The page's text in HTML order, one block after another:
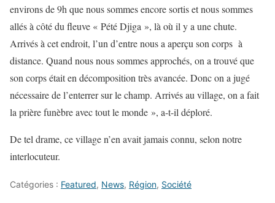
environs de 9h que nous sommes encore sortis et nous sommes
allés à côté du fleuve « Pété Djiga », là où il y a une chute.
Arrivés à cet endroit, l’un d’entre nous a aperçu son corps à
distance. Quand nous nous sommes approchés, on a trouvé que
son corps était en décomposition très avancée. Donc on a jugé
nécessaire de l’enterrer sur le champ. Arrivés au village, on a fait
la prière funèbre avec tout le monde », a-t-il déploré.
De tel drame, ce village n’en avait jamais connu, selon notre
interlocuteur.
Catégories : Featured, News, Région, Société